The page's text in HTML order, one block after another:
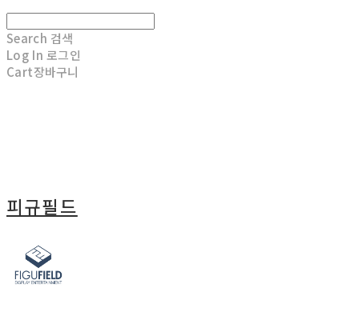
Search 검색
Log In 로그인
Cart장바구니
피규필드